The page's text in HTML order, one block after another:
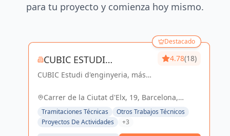
para tu proyecto y comienza hoy mismo.
Destacado
CUBIC ESTUDI
D'ENGINYERIA S.L.
CUBIC Estudi d'enginyeria, más
de Arquitectura e Ingeniería con
4.78(18)
Carrer de la Ciutat d'Elx, 19, Barcelona,
España, España
Tramitaciones Técnicas
Otros Trabajos Técnicos
Proyectos De Actividades
+3